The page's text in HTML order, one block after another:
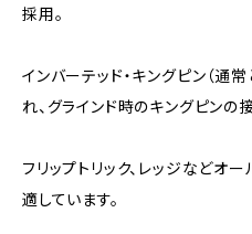
採用。
インバーテッド・キングピン（通
れ、グラインド時のキングピンの
フリップトリック、レッジなどオ
適しています。